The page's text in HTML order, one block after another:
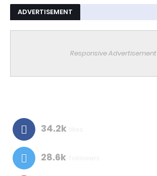
ADVERTISEMENT
Responsive Advertisement
34.2k
28.6k